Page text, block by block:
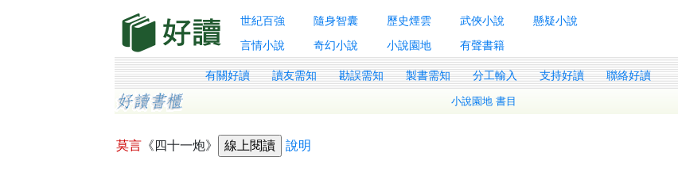
世紀百強 隨身智囊 歷史煙雲 武俠小說
懸疑小說
言情小說
奇幻小說 小說園地 有聲書籍
有關好讀 讀友需知 勘誤需知 製書需知 分工輸入 支持好讀 聯絡好讀
小說園地 書目
莫言 《四十一炮》 說明